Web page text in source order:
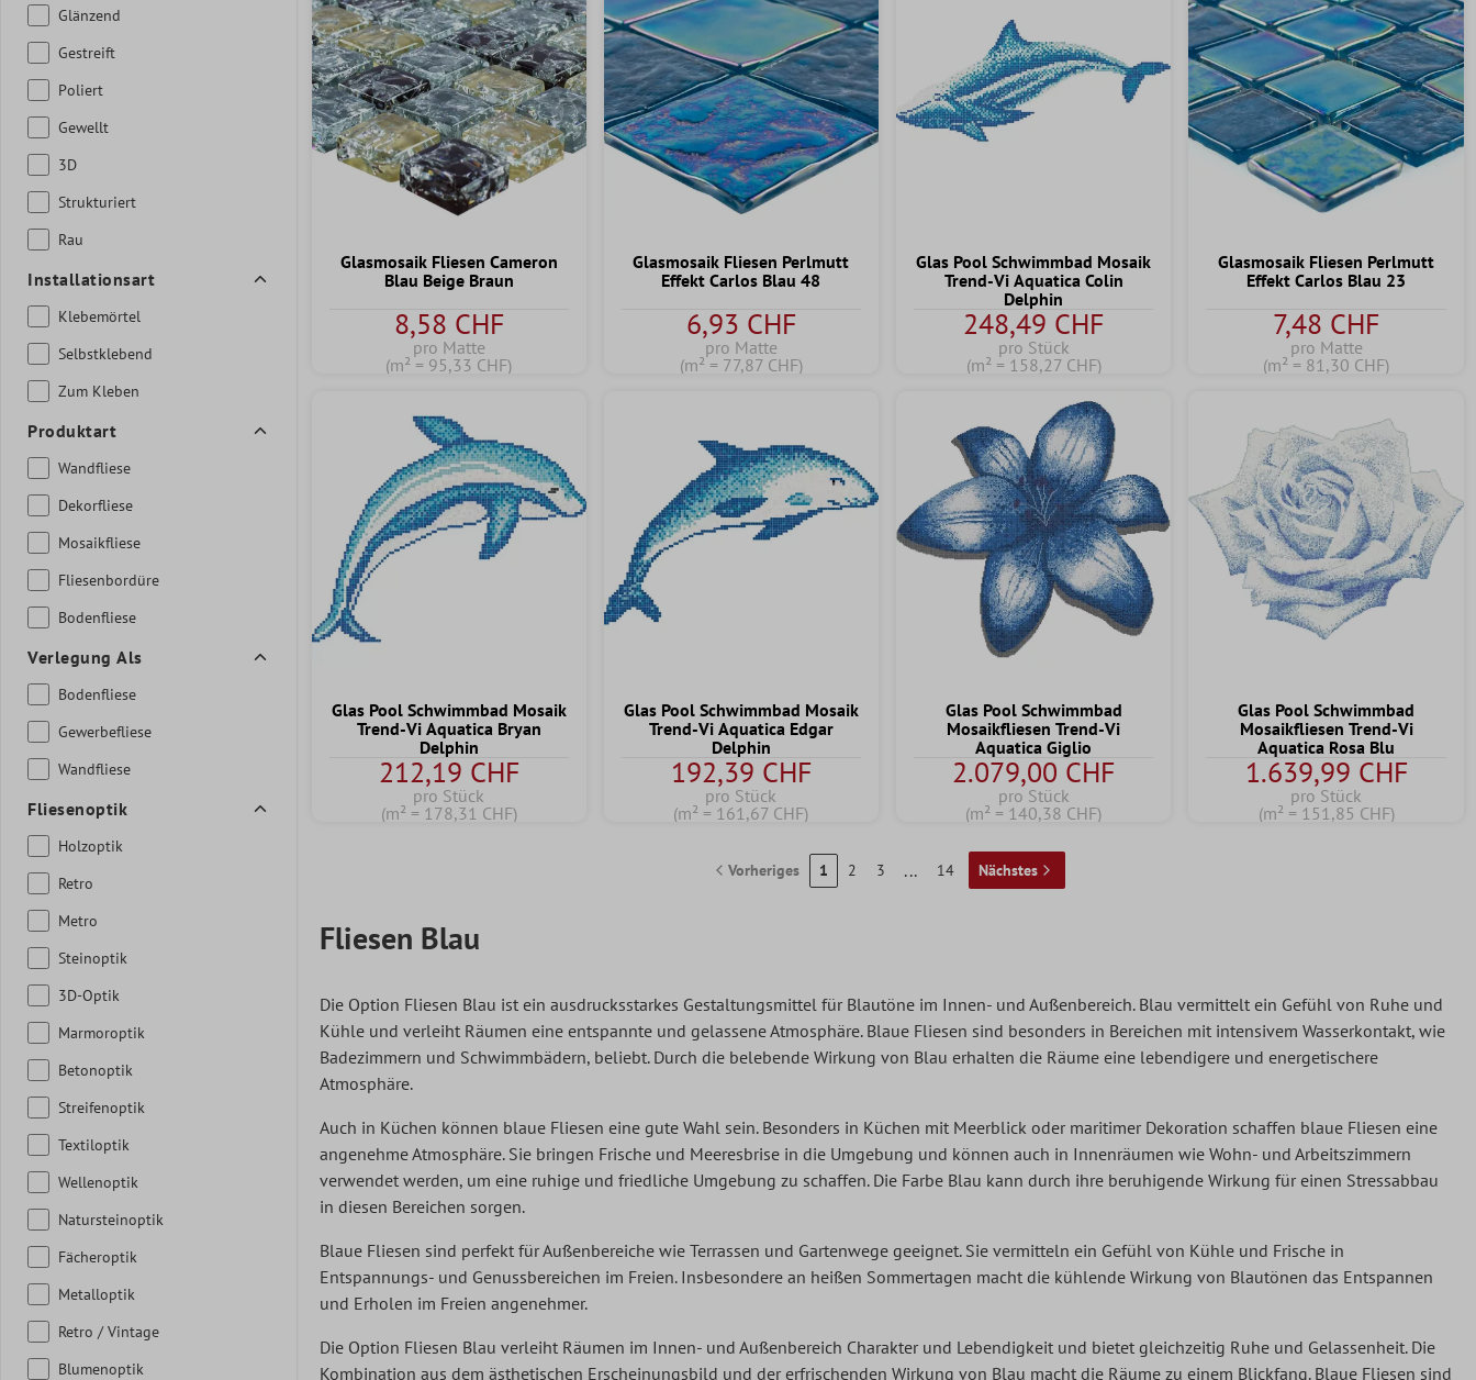
Glänzend
Gestreift
Poliert
Gewellt
3D
Strukturiert
Rau
Installationsart
Klebemörtel
Selbstklebend
Zum Kleben
Produktart
Wandfliese
Dekorfliese
Mosaikfliese
Fliesenbordüre
Bodenfliese
Verlegung Als
Bodenfliese
Gewerbefliese
Wandfliese
Fliesenoptik
Holzoptik
Retro
Metro
Steinoptik
3D-Optik
Marmoroptik
Betonoptik
Streifenoptik
Textiloptik
Wellenoptik
Natursteinoptik
Fächeroptik
Metalloptik
Retro / Vintage
Blumenoptik
Glasmosaik Fliesen Cameron
Blau Beige Braun
8,58 CHF
pro Matte
(m² = 95,33 CHF)
Glasmosaik Fliesen Perlmutt
Effekt Carlos Blau 48
6,93 CHF
pro Matte
(m² = 77,87 CHF)
Glas Pool Schwimmbad Mosaik
Trend-Vi Aquatica Colin
Delphin
248,49 CHF
pro Stück
(m² = 158,27 CHF)
Glasmosaik Fliesen Perlmutt
Effekt Carlos Blau 23
7,48 CHF
pro Matte
(m² = 81,30 CHF)
Glas Pool Schwimmbad Mosaik
Trend-Vi Aquatica Bryan
Delphin
212,19 CHF
pro Stück
(m² = 178,31 CHF)
Glas Pool Schwimmbad Mosaik
Trend-Vi Aquatica Edgar
Delphin
192,39 CHF
pro Stück
(m² = 161,67 CHF)
Glas Pool Schwimmbad
Mosaikfliesen Trend-Vi
Aquatica Giglio
2.079,00 CHF
pro Stück
(m² = 140,38 CHF)
Glas Pool Schwimmbad
Mosaikfliesen Trend-Vi
Aquatica Rosa Blu
1.639,99 CHF
pro Stück
(m² = 151,85 CHF)
Vorheriges 1 2 3 ... 14 Nächstes
Fliesen Blau
Die Option Fliesen Blau ist ein ausdrucksstarkes Gestaltungsmittel für Blautöne im Innen- und Außenbereich. Blau vermittelt ein Gefühl von Ruhe und
Kühle und verleiht Räumen eine entspannte und gelassene Atmosphäre. Blaue Fliesen sind besonders in Bereichen mit intensivem Wasserkontakt, wie
Badezimmern und Schwimmbädern, beliebt. Durch die belebende Wirkung von Blau erhalten die Räume eine lebendigere und energetischere
Atmosphäre.
Auch in Küchen können blaue Fliesen eine gute Wahl sein. Besonders in Küchen mit Meerblick oder maritimer Dekoration schaffen blaue Fliesen eine
angenehme Atmosphäre. Sie bringen Frische und Meeresbrise in die Umgebung und können auch in Innenräumen wie Wohn- und Arbeitszimmern
verwendet werden, um eine ruhige und friedliche Umgebung zu schaffen. Die Farbe Blau kann durch ihre beruhigende Wirkung für einen Stressabbau
in diesen Bereichen sorgen.
Blaue Fliesen sind perfekt für Außenbereiche wie Terrassen und Gartenwege geeignet. Sie vermitteln ein Gefühl von Kühle und Frische in
Entspannungs- und Genussbereichen im Freien. Insbesondere an heißen Sommertagen macht die kühlende Wirkung von Blautönen das Entspannen
und Erholen im Freien angenehmer.
Die Option Fliesen Blau verleiht Räumen im Innen- und Außenbereich Charakter und Lebendigkeit und bietet gleichzeitig Ruhe und Gelassenheit. Die
Kombination aus dem ästhetischen Erscheinungsbild und der erfrischenden Wirkung von Blau macht die Räume zu einem Blickfang. Blaue Fliesen sind